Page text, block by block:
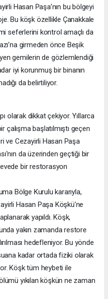
Hasan Paşa’nın bu bölgeyi
Bu köşk özellikle Çanakkale
seferlerini kontrol amaçlı da
girmeden önce Beşik
gemilerin de gözlemlendiği
iyi korunmuş bir binanın
da belirtiliyor.
olarak dikkat çekiyor. Yıllarca
çalışma başlatılmıştı geçen
ve Cezayirli Hasan Paşa
da üzerinden geçtiği bir
bir restorasyon
Bölge Kurulu kararıyla,
Hasan Paşa Köşkü'ne
yapıldı. Köşk,
yakın zamanda restore
hedefleniyor. Bu yönde
kadar ortada fiziki olarak
Köşk tüm heybeti ile
yıkılan köşkün ne zaman